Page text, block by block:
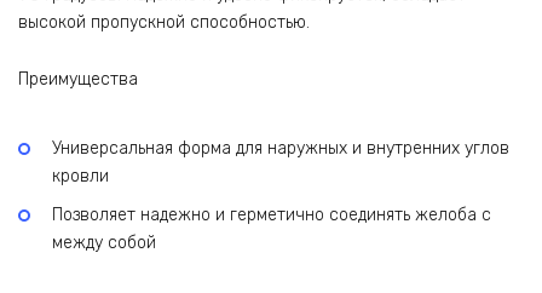
высокой пропускной способностью.
Преимущества
Универсальная форма для наружных и внутренних углов
кровли
Позволяет надежно и герметично соединять желоба с
между собой